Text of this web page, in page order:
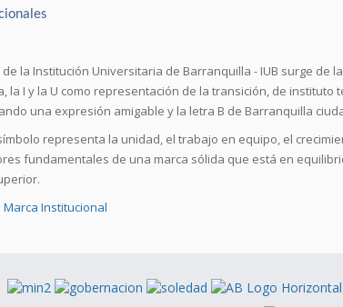
la Institución Universitaria de Barranquilla - IUB surge de
la I y la U como representación de la transición, de instituto
una expresión amigable y la letra B de Barranquilla
representa la unidad, el trabajo en equipo, el
fundamentales de una marca sólida que está en
Institucional